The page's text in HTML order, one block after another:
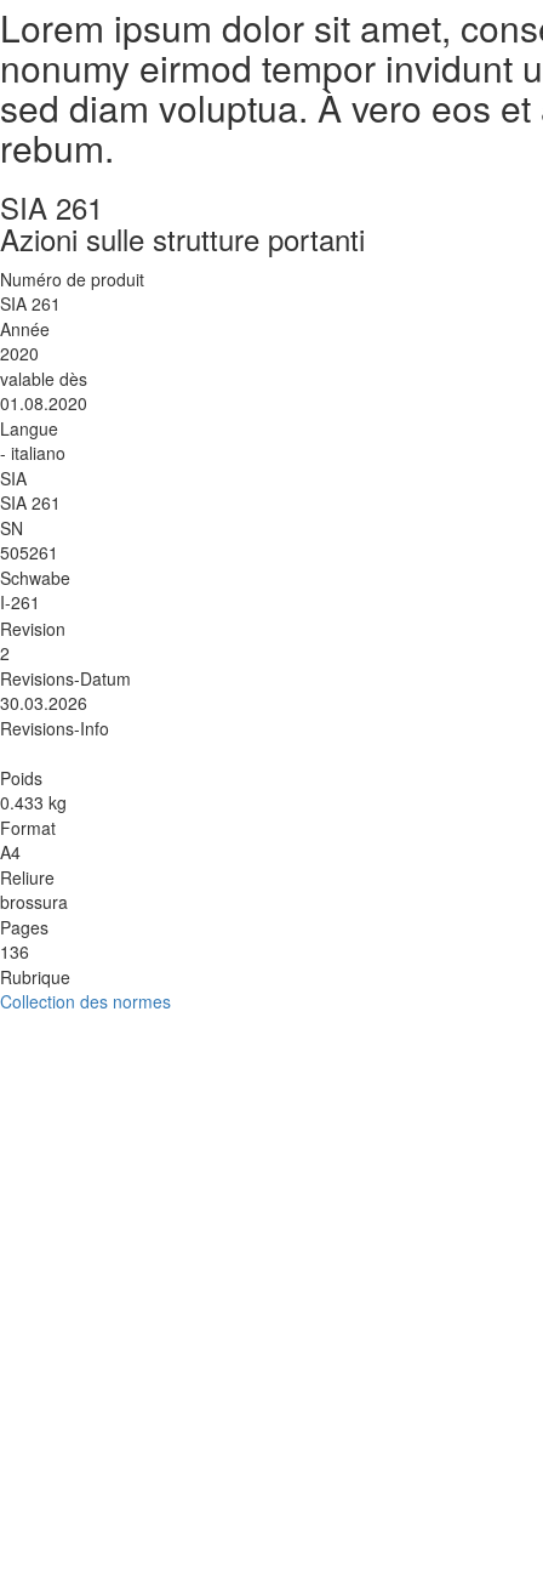
Lorem ipsum dolor sit amet,
nonumy eirmod tempor invidunt
sed diam voluptua. À vero eos
rebum.
SIA 261
Azioni sulle strutture portanti
Numéro de produit
SIA 261
Année
2020
valable dès
01.08.2020
Langue
- italiano
SIA
SIA 261
SN
505261
Schwabe
I-261
Revision
2
Revisions-Datum
30.03.2026
Revisions-Info
Poids
0.433 kg
Format
A4
Reliure
brossura
Pages
136
Rubrique
Collection des normes